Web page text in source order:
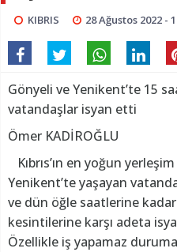
KIBRIS 28 Ağustos 2022 -
Gönyeli ve Yenikent’te 15
vatandaşlar isyan etti
Ömer KADİROĞLU
Kıbrıs’ın en yoğun
Yenikent’te yaşayan
ve dün öğle saatlerine
kesintilerine karşı adeta
Özellikle iş yapamaz